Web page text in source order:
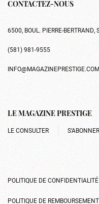
CONTACTEZ-NOUS
6500, BOUL. PIERRE-
(581) 981-9555
INFO@MAGAZINEPRESTIGE.COM
LE MAGAZINE PRESTIGE
LE CONSULTER S’ABONNER
POLITIQUE DE CONFIDENTIALITÉ
POLITIQUE DE REMBOURSEMENT